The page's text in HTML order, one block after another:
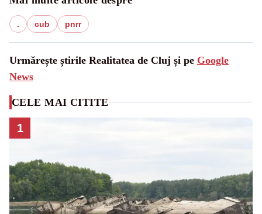
. cub pnrr
Urmărește știrile Realitatea de Cluj și pe Google
News
CELE MAI CITITE
1